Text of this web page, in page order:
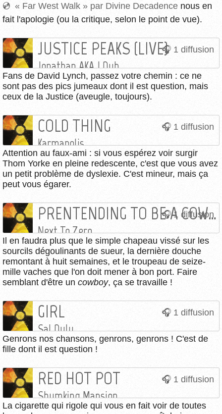
« Far West Walk » par Divine Decadence nous en
fait l'apologie (ou la critique, selon le point de vue).
1 diffusion
JUSTICE PEAKS (LIVE)
Jonathan AKA J Dub
Fans de David Lynch, passez votre chemin : ce ne
sont pas des pics jumeaux dont il est question, mais
ceux de la Justice (aveugle, toujours).
1 diffusion
COLD THING
Karmapolis
Attention au faux-ami : si vous espérez voir surgir
Thom Yorke en pleine redescente, c'est que vous avez
un petit problème de dyslexie. C'est mineur, mais ça
peut vous égarer.
1 diffusion
PRENTENDING TO BE A COWBOY
Next To Zero
Il en faudra plus que le simple chapeau vissé sur les
sourcils dégoulinants de sueur, la dernière douche
remontant à huit semaines, et le troupeau de seize-
mille vaches que l'on doit mener à bon port. Faire
semblant d'être un cowboy, ça se travaille !
1 diffusion
GIRL
Sal Dulu
Genrons nos chansons, genrons, genrons ! C'est de
fille dont il est question !
1 diffusion
RED HOT POT
Shumking Mansion
La cigarette qui rigole qui vous en fait voir de toutes